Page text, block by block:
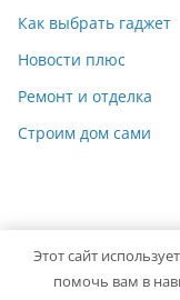
Как выбрать гаджет
Новости плюс
Ремонт и отделка
Строим дом сами
Copyright © 2026
Этот сайт
помочь вам в